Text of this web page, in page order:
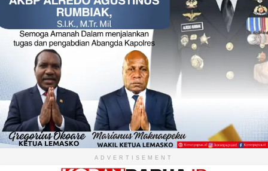
ADVERTISEMENT